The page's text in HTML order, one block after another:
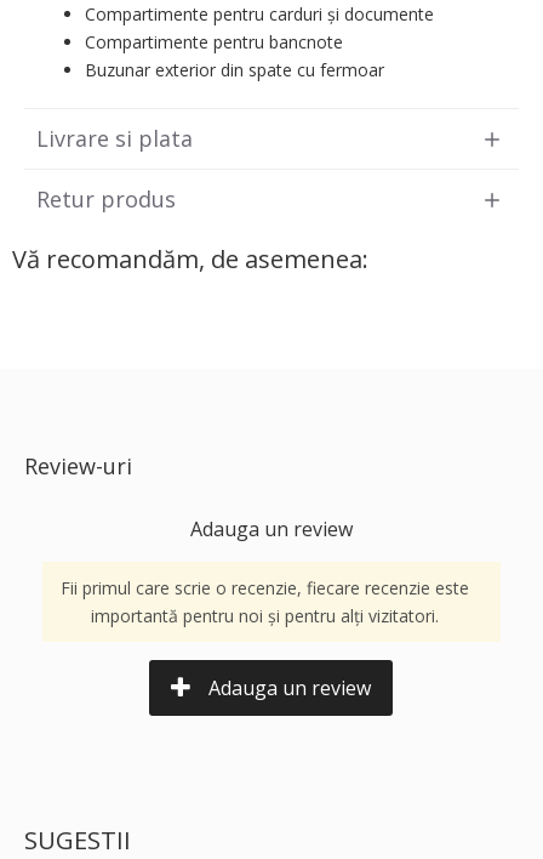
Compartimente pentru carduri și documente
Compartimente pentru bancnote
Buzunar exterior din spate cu fermoar
Livrare si plata
Retur produs
Vă recomandăm, de asemenea:
Review-uri
Adauga un review
Fii primul care scrie o recenzie, fiecare recenzie este
importantă pentru noi și pentru alți vizitatori.
Adauga un review
SUGESTII